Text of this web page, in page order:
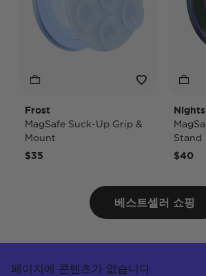
Frost
MagSafe Suck-Up Grip &
Mount
$35
Stand
$40
베스트셀러 쇼핑
페이지에 콘텐츠가 없습니다.